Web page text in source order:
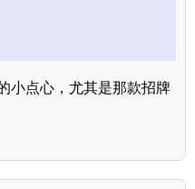
小点心，尤其是那款招牌